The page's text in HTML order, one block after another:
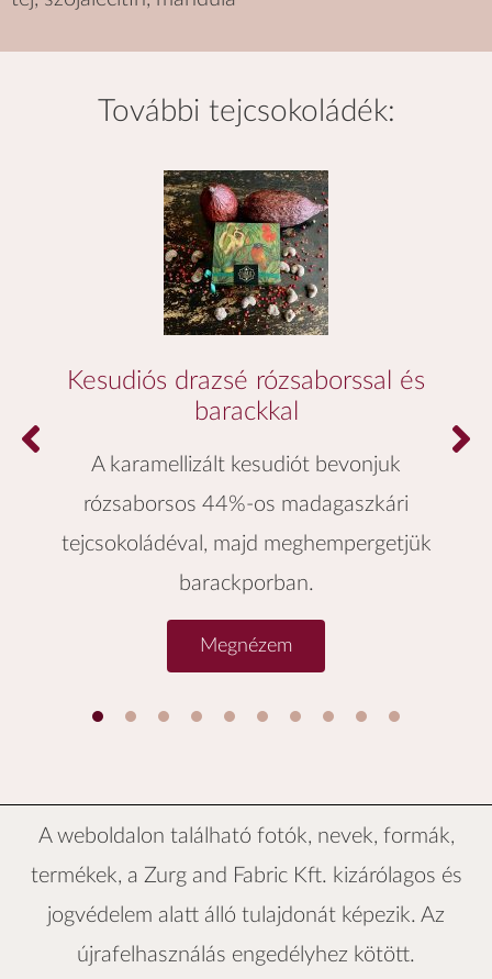
további tejcsokoládék:
Kesudiós drazsé rózsaborssal és
barackkal
A karamellizált kesudiót bevonjuk
rózsaborsos 44%-os madagaszkári
tejcsokoládéval, majd meghempergetjük
barackporban.
Megnézem
A weboldalon található fotók, nevek, formák,
termékek, a Zurg and Fabric Kft. kizárólagos és
jogvédelem alatt álló tulajdonát képezik. Az
újrafelhasználás engedélyhez kötött.